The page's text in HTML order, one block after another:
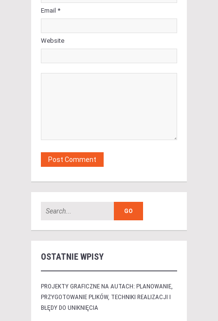
Email *
Website
OSTATNIE WPISY
PROJEKTY GRAFICZNE NA AUTACH: PLANOWANIE,
PRZYGOTOWANIE PLIKÓW, TECHNIKI REALIZACJI I
BŁĘDY DO UNIKNIĘCIA